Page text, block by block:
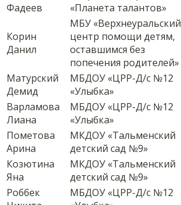
Фадеев
«Планета талантов»
Корин
Данил
МБУ «Верхнеуральский
центр помощи детям,
оставшимся без
попечения родителей»
Матурский
Демид
МБДОУ «ЦРР-Д/с №12
«Улыбка»
Варламова
Лиана
МБДОУ «ЦРР-Д/с №12
«Улыбка»
Пометова
Арина
МКДОУ «Тальменский
детский сад №9»
Козютина
Яна
МКДОУ «Тальменский
детский сад №9»
Роббек
МБДОУ «ЦРР-Д/с №12